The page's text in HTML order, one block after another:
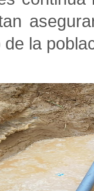
la